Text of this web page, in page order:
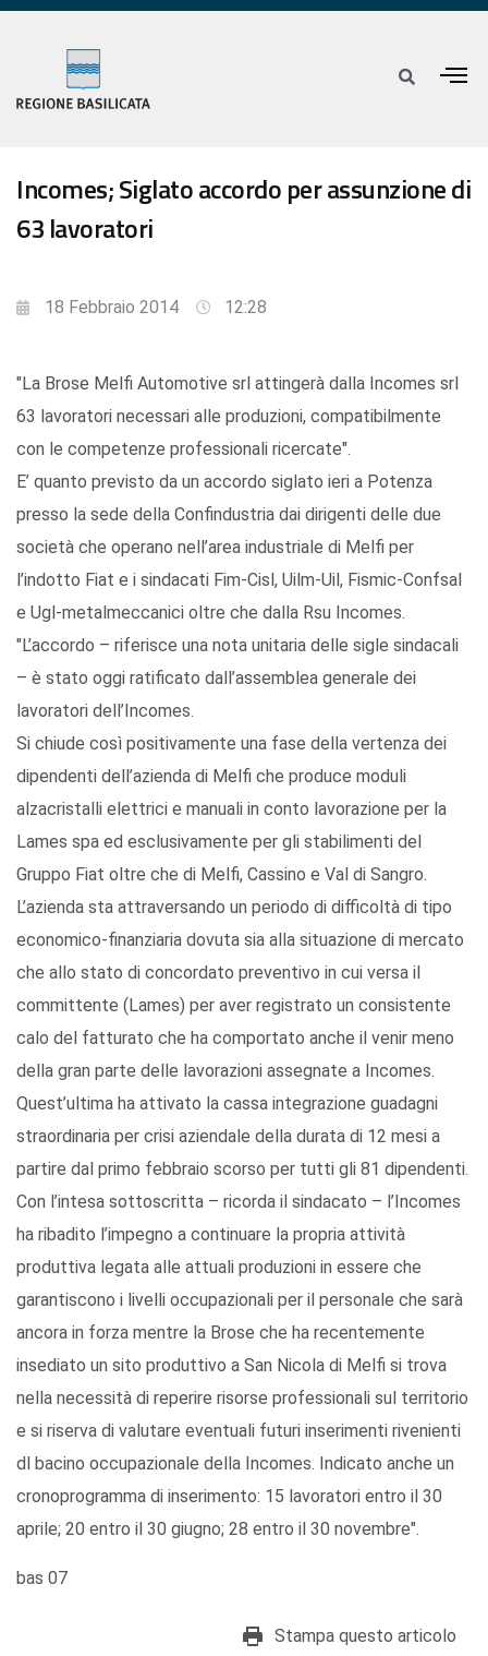
Incomes; Siglato accordo per assunzione di
63 lavoratori
18 Febbraio 2014 12:28
"La Brose Melfi Automotive srl attingerà dalla Incomes srl
63 lavoratori necessari alle produzioni, compatibilmente
con le competenze professionali ricercate".
E’ quanto previsto da un accordo siglato ieri a Potenza
presso la sede della Confindustria dai dirigenti delle due
società che operano nell’area industriale di Melfi per
l’indotto Fiat e i sindacati Fim-Cisl, Uilm-Uil, Fismic-Confsal
e Ugl-metalmeccanici oltre che dalla Rsu Incomes.
"L’accordo – riferisce una nota unitaria delle sigle sindacali
– è stato oggi ratificato dall’assemblea generale dei
lavoratori dell’Incomes.
Si chiude così positivamente una fase della vertenza dei
dipendenti dell’azienda di Melfi che produce moduli
alzacristalli elettrici e manuali in conto lavorazione per la
Lames spa ed esclusivamente per gli stabilimenti del
Gruppo Fiat oltre che di Melfi, Cassino e Val di Sangro.
L’azienda sta attraversando un periodo di difficoltà di tipo
economico-finanziaria dovuta sia alla situazione di mercato
che allo stato di concordato preventivo in cui versa il
committente (Lames) per aver registrato un consistente
calo del fatturato che ha comportato anche il venir meno
della gran parte delle lavorazioni assegnate a Incomes.
Quest’ultima ha attivato la cassa integrazione guadagni
straordinaria per crisi aziendale della durata di 12 mesi a
partire dal primo febbraio scorso per tutti gli 81 dipendenti.
Con l’intesa sottoscritta – ricorda il sindacato – l’Incomes
ha ribadito l’impegno a continuare la propria attività
produttiva legata alle attuali produzioni in essere che
garantiscono i livelli occupazionali per il personale che sarà
ancora in forza mentre la Brose che ha recentemente
insediato un sito produttivo a San Nicola di Melfi si trova
nella necessità di reperire risorse professionali sul territorio
e si riserva di valutare eventuali futuri inserimenti rivenienti
dl bacino occupazionale della Incomes. Indicato anche un
cronoprogramma di inserimento: 15 lavoratori entro il 30
aprile; 20 entro il 30 giugno; 28 entro il 30 novembre".
bas 07
Stampa questo articolo